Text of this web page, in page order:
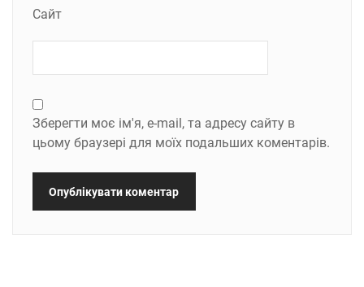
Сайт
Зберегти моє ім'я, e-mail, та адресу сайту в
цьому браузері для моїх подальших коментарів.